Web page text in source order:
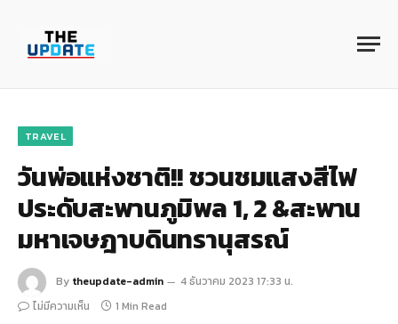
TRAVEL
วันพ่อแห่งชาติ!! ชวนชมแสงสีไฟ
ประดับสะพานภูมิพล 1, 2 &สะพาน
มหาเจษฎาบดินทรานุสรณ์
By theupdate-admin
4 ธันวาคม 2023 17:33 น.
ไม่มีความเห็น
1 Min Read